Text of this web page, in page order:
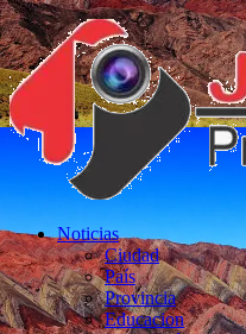
Noticias
Ciudad
País
Provincia
Educacion